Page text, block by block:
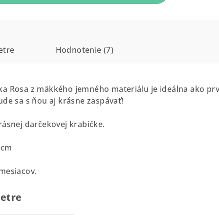
Hodnotenie (7)
Rosa z mäkkého jemného materiálu je ideálna ako
sa s ňou aj krásne zaspávať!
darčekovej krabičke.